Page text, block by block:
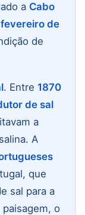
a Cabo
de
de
. Entre 1870
de sal
a
A
que
sal para a
paisagem, o